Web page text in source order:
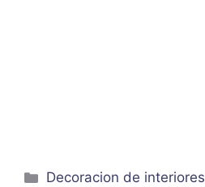
Categorías
Decoracion de interiores